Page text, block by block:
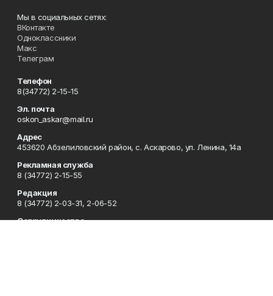
Мы в социальных сетях:
ВКонтакте
Одноклассники
Макс
Телеграм
Телефон
8(34772) 2-15-15
Эл. почта
oskon_askar@mail.ru
Адрес
453620 Абзелиловский район, с. Аскарово, ул. Ленина, 14а
Рекламная служба
8 (34772) 2-15-55
Редакция
8 (34772) 2-03-31, 2-06-52
Сотрудничество